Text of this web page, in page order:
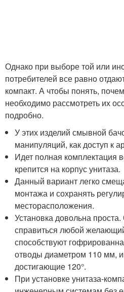
Однако при выборе той или
потребителей все равно
компакт. А чтобы понять,
необходимо рассмотреть их
подробно.
У этих изделий смывной
манипуляций, как доступ к
Идет полная комплектация
крепится на корпус унитаза.
Данный вариант легко
монтажа и сохранять
месторасположения.
Установка довольна
справиться любой
способствуют
отводы диаметром 110 мм,
достигающие 120°.
При установке унитаза-